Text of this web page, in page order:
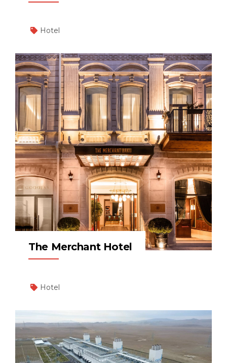
Hotel
Hotel
The Merchant Hotel